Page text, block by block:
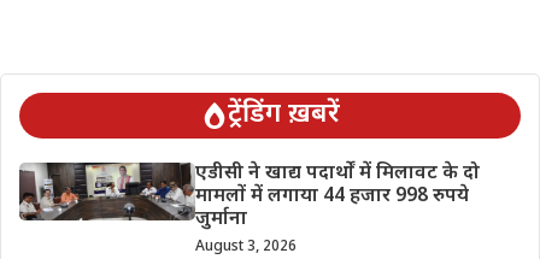
ट्रेंडिंग ख़बरें
एडीसी ने खाद्य पदार्थों में मिलावट के दो
मामलों में लगाया 44 हजार 998 रुपये
जुर्माना
August 3, 2026